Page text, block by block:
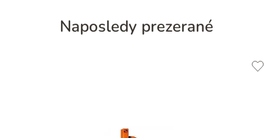
Naposledy prezerané